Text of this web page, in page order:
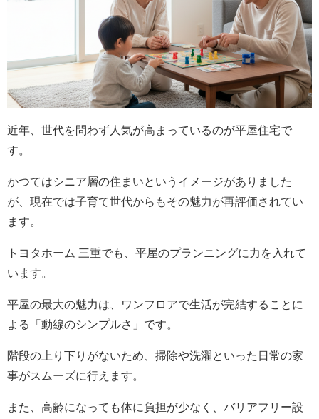
近年、世代を問わず人気が高まっているのが平屋住宅で
す。
かつてはシニア層の住まいというイメージがありました
が、現在では子育て世代からもその魅力が再評価されてい
ます。
トヨタホーム 三重でも、平屋のプランニングに力を入れて
います。
平屋の最大の魅力は、ワンフロアで生活が完結することに
よる「動線のシンプルさ」です。
階段の上り下りがないため、掃除や洗濯といった日常の家
事がスムーズに行えます。
また、高齢になっても体に負担が少なく、バリアフリー設